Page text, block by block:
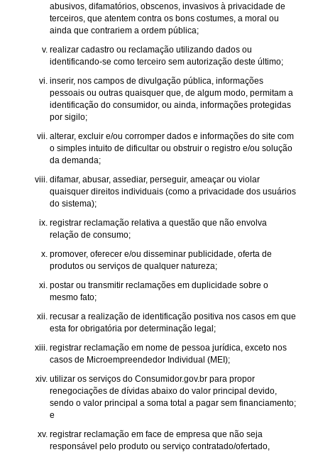
abusivos, difamatórios, obscenos, invasivos à privacidade de
terceiros, que atentem contra os bons costumes, a moral ou
ainda que contrariem a ordem pública;
realizar cadastro ou reclamação utilizando dados ou
identificando-se como terceiro sem autorização deste último;
inserir, nos campos de divulgação pública, informações
pessoais ou outras quaisquer que, de algum modo, permitam a
identificação do consumidor, ou ainda, informações protegidas
por sigilo;
alterar, excluir e/ou corromper dados e informações do site com
o simples intuito de dificultar ou obstruir o registro e/ou solução
da demanda;
difamar, abusar, assediar, perseguir, ameaçar ou violar
quaisquer direitos individuais (como a privacidade dos usuários
do sistema);
registrar reclamação relativa a questão que não envolva
relação de consumo;
promover, oferecer e/ou disseminar publicidade, oferta de
produtos ou serviços de qualquer natureza;
postar ou transmitir reclamações em duplicidade sobre o
mesmo fato;
recusar a realização de identificação positiva nos casos em que
esta for obrigatória por determinação legal;
registrar reclamação em nome de pessoa jurídica, exceto nos
casos de Microempreendedor Individual (MEI);
utilizar os serviços do Consumidor.gov.br para propor
renegociações de dívidas abaixo do valor principal devido,
sendo o valor principal a soma total a pagar sem financiamento;
e
registrar reclamação em face de empresa que não seja
responsável pelo produto ou serviço contratado/ofertado,